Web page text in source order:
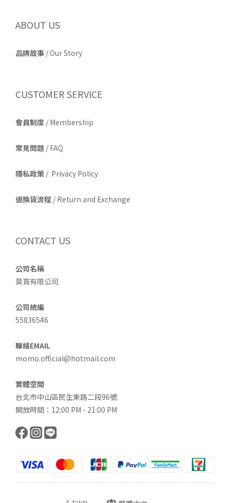
ABOUT US
品牌故事 /Our Story
CUSTOMER SERVICE
會員制度 / Membership
常見問題 / FAQ
隱私政策 / Privacy Policy
退換貨流程 / Return and Exchange
CONTACT US
公司名稱
莫買有限公司
公司統編
55836546
聯絡EMAIL
momo.official@hotmail.com
實體空間
台北市中山區民生東路二段96號
開放時間：12:00 PM - 21:00 PM